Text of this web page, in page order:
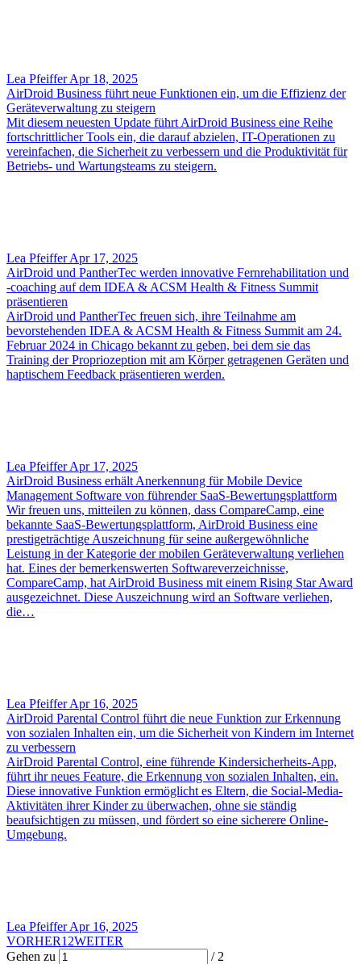
Lea PfeifferApr 18, 2025
AirDroid Business führt neue Funktionen ein, um die Effizienz der
Geräteverwaltung zu steigern
Mit diesem neuesten Update führt AirDroid Business eine Reihe
fortschrittlicher Tools ein, die darauf abzielen, IT-Operationen zu
vereinfachen, die Sicherheit zu verbessern und die Produktivität für
Betriebs- und Wartungsteams zu steigern.
Lea PfeifferApr 17, 2025
AirDroid und PantherTec werden innovative Fernrehabilitation und
-coaching auf dem IDEA & ACSM Health & Fitness Summit
präsentieren
AirDroid und PantherTec freuen sich, ihre Teilnahme am
bevorstehenden IDEA & ACSM Health & Fitness Summit am 24.
Februar 2024 in Chicago bekannt zu geben, bei dem sie das
Training der Propriozeption mit am Körper getragenen Geräten und
haptischem Feedback präsentieren werden.
Lea PfeifferApr 17, 2025
AirDroid Business erhält Anerkennung für Mobile Device
Management Software von führender SaaS-Bewertungsplattform
Wir freuen uns, mitteilen zu können, dass CompareCamp, eine
bekannte SaaS-Bewertungsplattform, AirDroid Business eine
prestigeträchtige Auszeichnung für seine außergewöhnliche
Leistung in der Kategorie der mobilen Geräteverwaltung verliehen
hat. Eines der bemerkenswerten Softwareverzeichnisse,
CompareCamp, hat AirDroid Business mit einem Rising Star Award
ausgezeichnet. Diese Auszeichnung wird an Software verliehen,
die…
Lea PfeifferApr 16, 2025
AirDroid Parental Control führt die neue Funktion zur Erkennung
von sozialen Inhalten ein, um die Sicherheit von Kindern im Internet
zu verbessern
AirDroid Parental Control, eine führende Kindersicherheits-App,
führt ihr neues Feature, die Erkennung von sozialen Inhalten, ein.
Diese innovative Funktion ermöglicht es Eltern, die Social-Media-
Aktivitäten ihrer Kinder zu überwachen, ohne sie ständig
beaufsichtigen zu müssen, und fördert so eine sicherere Online-
Umgebung.
Lea PfeifferApr 16, 2025
VORHER12WEITER
Gehen zu
/ 2